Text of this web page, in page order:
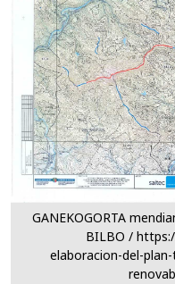
GANEKOGORTA
BILBO /
elaboracion-del-